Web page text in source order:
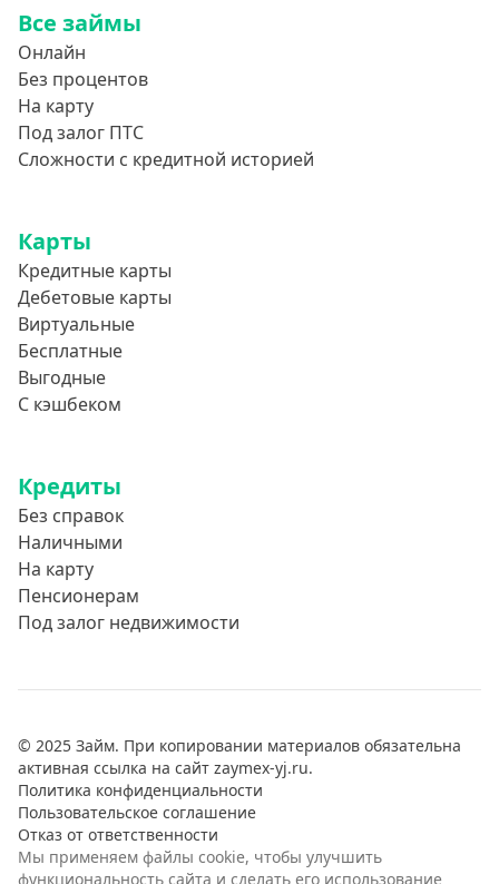
Все займы
Онлайн
Без процентов
На карту
Под залог ПТС
Сложности с кредитной историей
Карты
Кредитные карты
Дебетовые карты
Виртуальные
Бесплатные
Выгодные
С кэшбеком
Кредиты
Без справок
Наличными
На карту
Пенсионерам
Под залог недвижимости
© 2025 Займ. При копировании материалов обязательна
активная ссылка на сайт zaymex-yj.ru.
Политика конфиденциальности
Пользовательское соглашение
Отказ от ответственности
Мы применяем файлы cookie, чтобы улучшить
функциональность сайта и сделать его использование